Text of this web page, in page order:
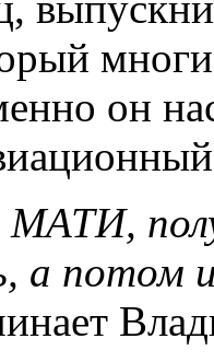
он
а потом